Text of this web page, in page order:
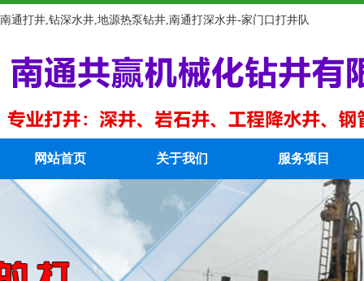
南通打井,钻深水井,地源热泵钻井,南通打深水井-家门口打井队
网站首页 关于我们 服务项目